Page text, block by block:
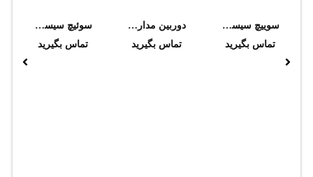
سوييچ سيسکو مدل WS-C2960X-24TS-L
تماس بگیرید
دوربین مداربسته بولت 2 مگاپیکسل مدل CBM238536-K2010A
تماس بگیرید
سوئيچ سيسکو C9500-24Y4C-A
تماس بگیرید